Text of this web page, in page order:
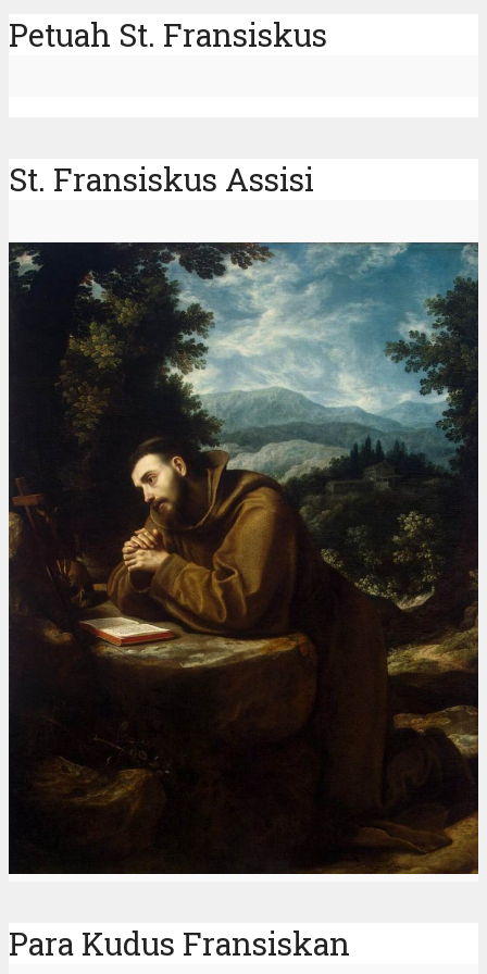
Ordo Santa Klara